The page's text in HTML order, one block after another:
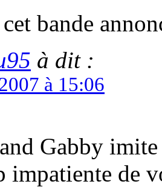
bande
à dit :
à 15:06
Gabby imite
impatiente de